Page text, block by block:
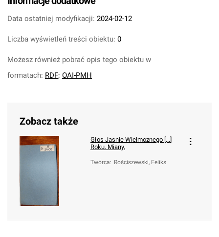
Data ostatniej modyfikacji: 2024-02-12
Liczba wyświetleń treści obiektu: 0
Możesz również pobrać opis tego obiektu w
formatach: RDF; OAI-PMH
Zobacz także
Głos Jasnie Wielmoznego [...]
Roku. Miany.
Twórca: Rościszewski, Feliks